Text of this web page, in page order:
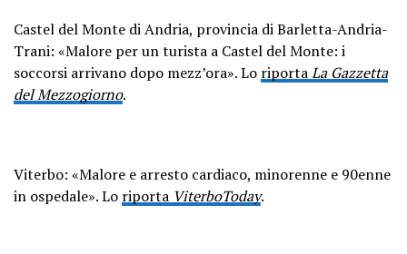
Castel del Monte di Andria, provincia di Barletta-Andria-
Trani: «Malore per un turista a Castel del Monte: i
soccorsi arrivano dopo mezz’ora». Lo riportaLa Gazzetta
del Mezzogiorno.
Viterbo: «Malore e arresto cardiaco, minorenne e 90enne
in ospedale». Lo riporta ViterboToday.